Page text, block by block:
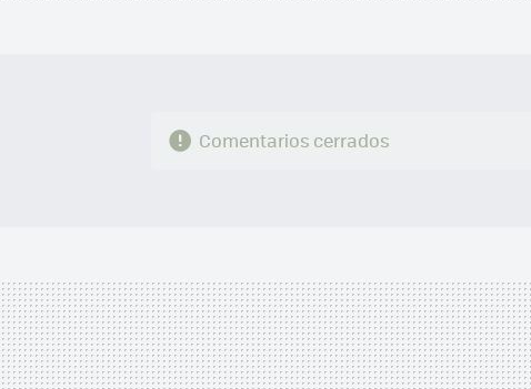
Comentarios cerrados